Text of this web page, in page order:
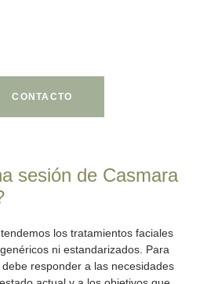
CONTACTO
sesión de Casmara
los tratamientos faciales
ni estandarizados. Para
responder a las necesidades